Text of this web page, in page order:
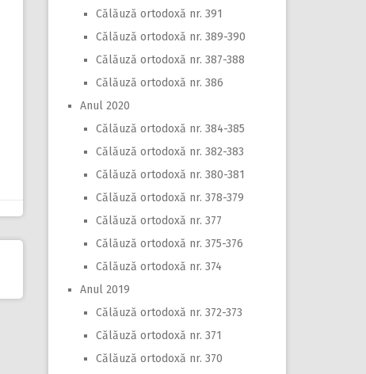
Călăuză ortodoxă nr. 391
Călăuză ortodoxă nr. 389-390
Călăuză ortodoxă nr. 387-388
Călăuză ortodoxă nr. 386
Anul 2020
Călăuză ortodoxă nr. 384-385
Călăuză ortodoxă nr. 382-383
Călăuză ortodoxă nr. 380-381
Călăuză ortodoxă nr. 378-379
Călăuză ortodoxă nr. 377
Călăuză ortodoxă nr. 375-376
Călăuză ortodoxă nr. 374
Anul 2019
Călăuză ortodoxă nr. 372-373
Călăuză ortodoxă nr. 371
Călăuză ortodoxă nr. 370